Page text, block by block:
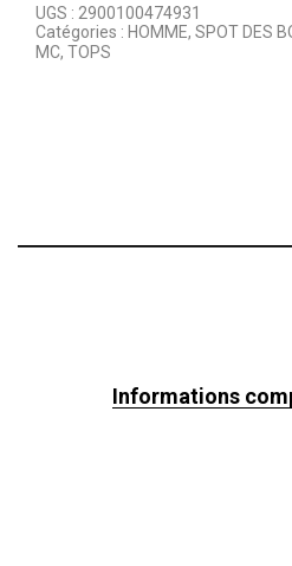
UGS : 2900100474931
Catégories : HOMME, SPOT DES
MC, TOPS
Informations